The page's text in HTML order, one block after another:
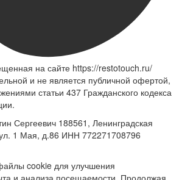
на сайте https://restotouch.ru/
и не является публичной офертой,
статьи 437 Гражданского кодекса
Сергеевич 188561, Ленинградская
1 Мая, д.86 ИНН 772271708796
cookie для улучшения
и анализа посещаемости. Продолжая